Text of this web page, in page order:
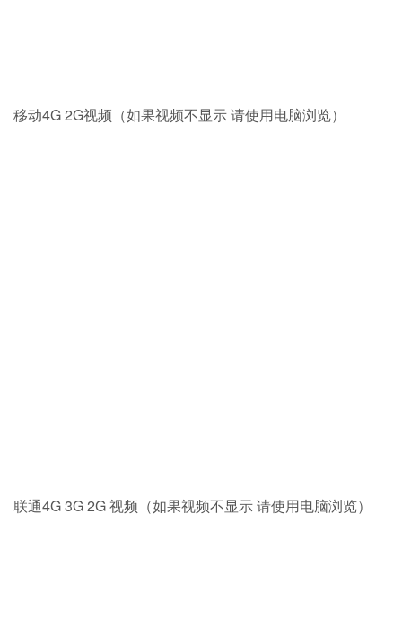
移动4G 2G视频（如果视频不显示 请使用电脑浏览）
联通4G 3G 2G 视频（如果视频不显示 请使用电脑浏览）